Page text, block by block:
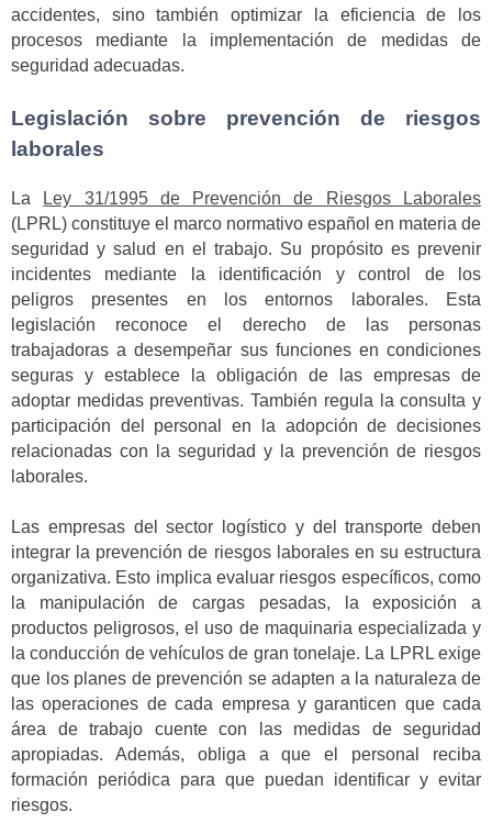
accidentes, sino también optimizar la eficiencia de los
procesos mediante la implementación de medidas de
seguridad adecuadas.
Legislación sobre prevención de riesgos
laborales
La
Ley 31/1995 de Prevención de Riesgos Laborales
(LPRL) constituye el marco normativo español en materia de
seguridad y salud en el trabajo. Su propósito es prevenir
incidentes mediante la identificación y control de los
peligros presentes en los entornos laborales. Esta
legislación reconoce el derecho de las personas
trabajadoras a desempeñar sus funciones en condiciones
seguras y establece la obligación de las empresas de
adoptar medidas preventivas. También regula la consulta y
participación del personal en la adopción de decisiones
relacionadas con la seguridad y la prevención de riesgos
laborales.
Las empresas del sector logístico y del transporte deben
integrar la prevención de riesgos laborales en su estructura
organizativa. Esto implica evaluar riesgos específicos, como
la manipulación de cargas pesadas, la exposición a
productos peligrosos, el uso de maquinaria especializada y
la conducción de vehículos de gran tonelaje. La LPRL exige
que los planes de prevención se adapten a la naturaleza de
las operaciones de cada empresa y garanticen que cada
área de trabajo cuente con las medidas de seguridad
apropiadas. Además, obliga a que el personal reciba
formación periódica para que puedan identificar y evitar
riesgos.